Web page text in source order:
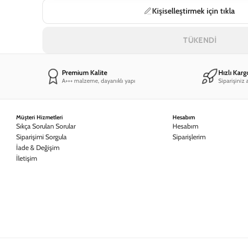
Kişiselleştirmek için tıkla
TÜKENDİ
Premium Kalite
A+++ malzeme, dayanıklı yapı
Hızlı
Siparişiniz
Müşteri Hizmetleri
Sıkça Sorulan Sorular
Siparişimi Sorgula
İade & Değişim
İletişim
Hesabım
Hesabım
Siparişlerim